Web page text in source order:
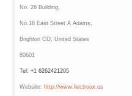
No. 26 Building,
No.18 East Street A Adams,
Brighton CO, United States
80601
Tel: +1 6262421205
Website: http://www.liectroux.us